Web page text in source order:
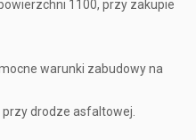
1100, przy zakupie
warunki zabudowy na
przy drodze asfaltowej.